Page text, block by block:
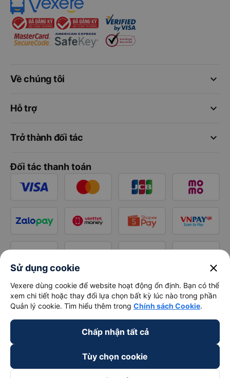
keyboard_arrow_down
Về chúng tôi
keyboard_arrow_down
Hỗ trợ
keyboard_arrow_down
Trở thành đối tác
Đối tác thanh toán
Sử dụng cookie close
Vexere dùng cookie để website hoạt động ổn định. Bạn có thể
xem chi tiết hoặc thay đổi lựa chọn bất kỳ lúc nào trong phần
Quản lý cookie. Tìm hiểu thêm trong Chính sách Cookie.
Chấp nhận tất cả
Tùy chọn cookie